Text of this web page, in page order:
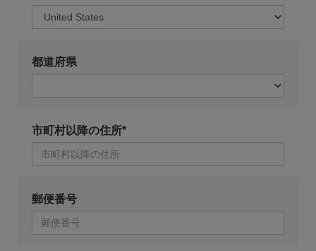
都道府県
市町村以降の住所*
郵便番号